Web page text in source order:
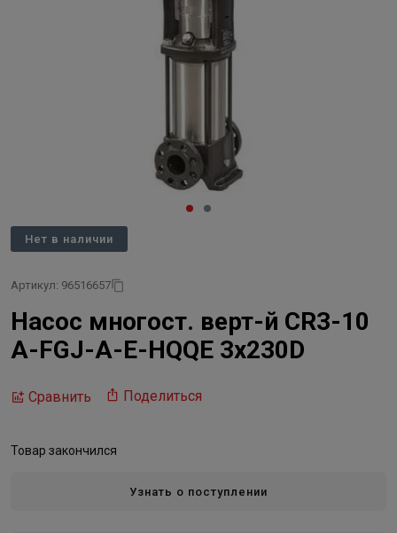
Нет в наличии
Артикул: 96516657
Насос многост. верт-й CR3-10
A-FGJ-A-E-HQQE 3х230D
Сравнить Поделиться
Товар закончился
Узнать о поступлении